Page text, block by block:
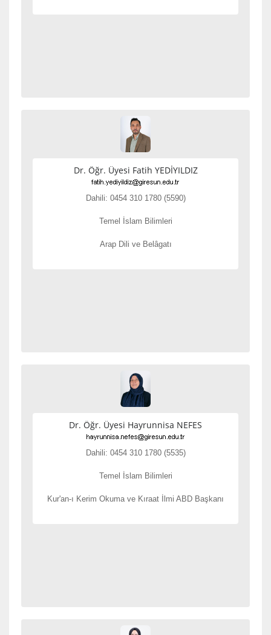
Dr. Öğr. Üyesi Fatih YEDİYILDIZ
Dahili: 0454 310 1780 (5590)
Temel İslam Bilimleri
Arap Dili ve Belâgatı
Dr. Öğr. Üyesi Hayrunnisa NEFES
Dahili: 0454 310 1780 (5535)
Temel İslam Bilimleri
Kur'an-ı Kerim Okuma ve Kıraat İlmi ABD Başkanı